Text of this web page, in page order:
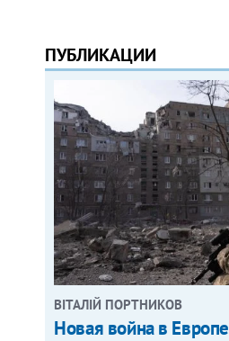
ПУБЛИКАЦИИ
ВІТАЛІЙ ПОРТНИКОВ
Новая война в Европе